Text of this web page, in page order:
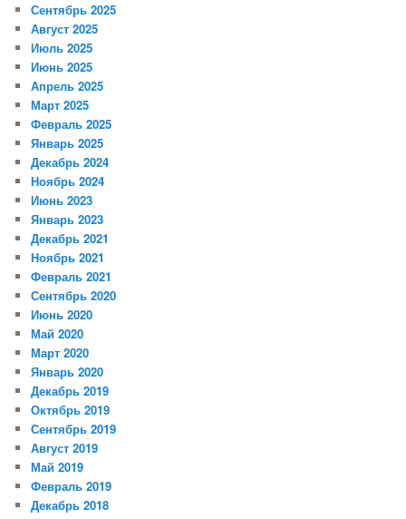
Сентябрь 2025
Август 2025
Июль 2025
Июнь 2025
Апрель 2025
Март 2025
Февраль 2025
Январь 2025
Декабрь 2024
Ноябрь 2024
Июнь 2023
Январь 2023
Декабрь 2021
Ноябрь 2021
Февраль 2021
Сентябрь 2020
Июнь 2020
Май 2020
Март 2020
Январь 2020
Декабрь 2019
Октябрь 2019
Сентябрь 2019
Август 2019
Май 2019
Февраль 2019
Декабрь 2018